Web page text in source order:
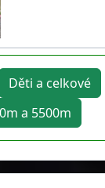
Děti a celkové
a 5500m